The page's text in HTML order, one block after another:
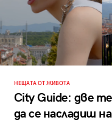
НЕЩАТА ОТ ЖИВОТА
City Guide: две
да се насладиш